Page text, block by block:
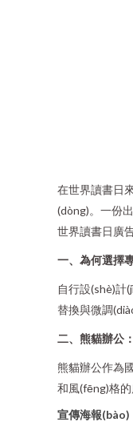
在世界讀書日
(dòng)。一份
世界讀書日廣
一、為何選擇
自行設(shè)計
替換與微調
二、熊貓辦公
熊貓辦公作為
和風(fēng)格的
宣傳海報(bào)